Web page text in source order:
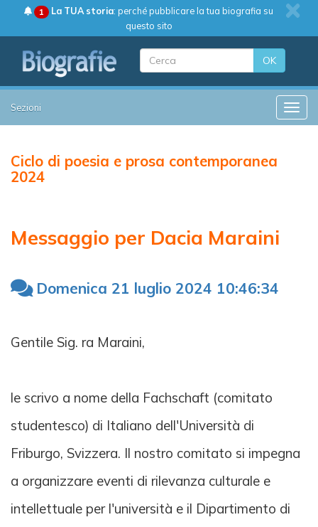
1 La TUA storia: perché pubblicare la tua biografia su
questo sito
OK
Sezioni
Ciclo di poesia e prosa contemporanea
2024
Messaggio per Dacia Maraini
Domenica 21 luglio 2024 10:46:34
Gentile Sig. ra Maraini,
le scrivo a nome della Fachschaft (comitato
studentesco) di Italiano dell'Università di
Friburgo, Svizzera. Il nostro comitato si impegna
a organizzare eventi di rilevanza culturale e
intellettuale per l'università e il Dipartimento di